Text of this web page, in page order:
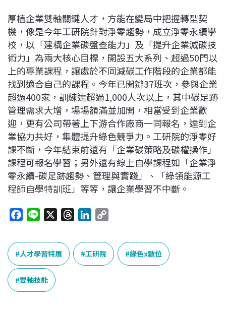
厚植企業雙軸關鍵人才，方能在變局中把握轉型契
機，像是今年工研院針對淨零趨勢，成立淨零永續學
校，以「建構企業碳盤查能力」及「提升企業減碳技
術力」為兩大核心目標，開設五大系列、超過50門以
上的專業課程，讓處於不同減碳工作階段的企業都能
找到適合自己的課程。今年已開辦37班次，參與企業
超過400家，訓練達超過1,000人次以上，其中碳足跡
管理需求大增，場場額滿並加開，相當受到企業歡
迎，更有公司帶著上下游合作廠商一同報名，達到企
業協力共好，集體提升綠色競爭力。工研院的淨零好
課不斷，今年結束前還有「企業碳策略及碳權操作」
課程可報名學習；另外還有線上自學課程如「企業淨
零永續-碳足跡趨勢、管理與實踐」、「綠領能源工
程師自學特訓班」等等，讓企業學習不中斷。
c
e
b
o
o
n
e
e
a
n
k
e
p
L
人才學習特展 工研院 綠色x數位
雙軸技能